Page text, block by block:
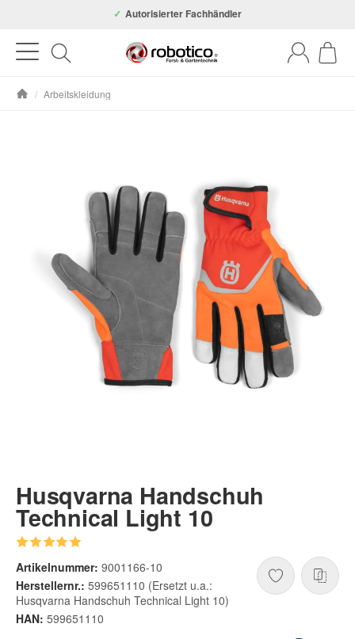
Autorisierter Fachhändler
/ Arbeitskleidung
Husqvarna Handschuh
Technical Light 10
Artikelnummer: 9001166-10
Herstellernr.: 599651110 (Ersetzt u.a.:
Husqvarna Handschuh Technical Light 10)
HAN: 599651110